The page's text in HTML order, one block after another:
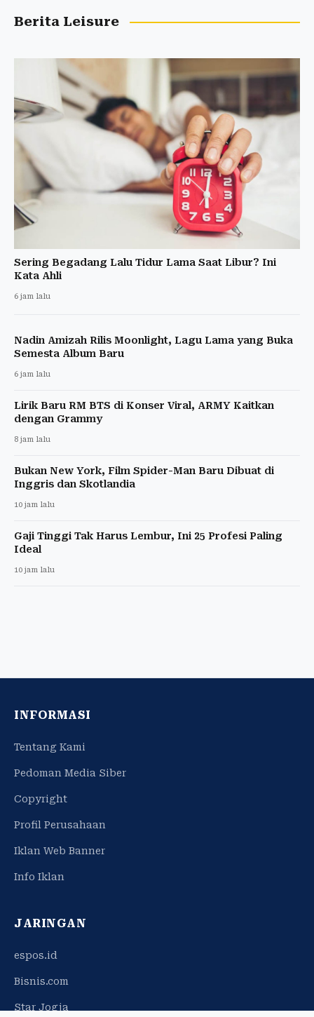
Berita Leisure
Sering Begadang Lalu Tidur Lama Saat Libur? Ini
Kata Ahli
6 jam lalu
Nadin Amizah Rilis Moonlight, Lagu Lama yang Buka
Semesta Album Baru
6 jam lalu
Lirik Baru RM BTS di Konser Viral, ARMY Kaitkan
dengan Grammy
8 jam lalu
Bukan New York, Film Spider-Man Baru Dibuat di
Inggris dan Skotlandia
10 jam lalu
Gaji Tinggi Tak Harus Lembur, Ini 25 Profesi Paling
Ideal
10 jam lalu
INFORMASI
Tentang Kami
Pedoman Media Siber
Copyright
Profil Perusahaan
Iklan Web Banner
Info Iklan
JARINGAN
espos.id
Bisnis.com
Star Jogja